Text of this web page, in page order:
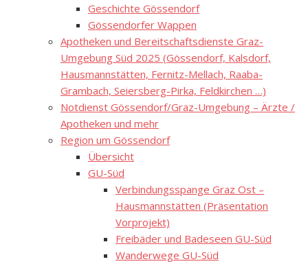
Geschichte Gössendorf
Gössendorfer Wappen
Apotheken und Bereitschaftsdienste Graz-
Umgebung Süd 2025 (Gössendorf, Kalsdorf,
Hausmannstätten, Fernitz-Mellach, Raaba-
Grambach, Seiersberg-Pirka, Feldkirchen …)
Notdienst Gössendorf/Graz-Umgebung – Ärzte /
Apotheken und mehr
Region um Gössendorf
Übersicht
GU-Süd
Verbindungsspange Graz Ost –
Hausmannstätten (Präsentation
Vorprojekt)
Freibäder und Badeseen GU-Süd
Wanderwege GU-Süd